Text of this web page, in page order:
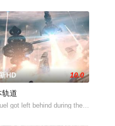
六等人，被卷入亡命匪徒马沙
频率、连麦暗示及直播设备后门，
队一起登陆地球；夺回被外星人占
HD 10.0
轨道
got left behind during the